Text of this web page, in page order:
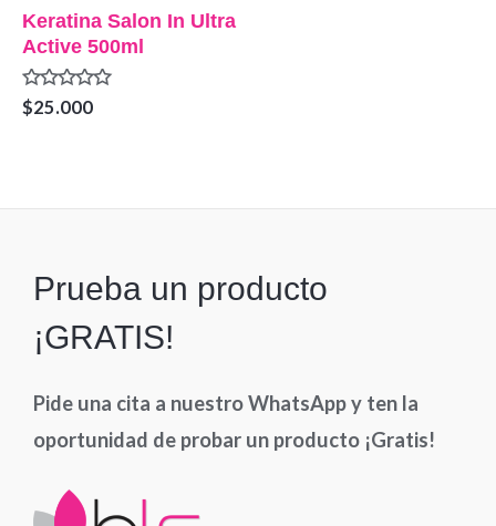
Keratina Salon In Ultra
Active 500ml
Valorado
en
$25.000
Prueba un producto
¡GRATIS!
Pide una cita a nuestro WhatsApp y ten la
oportunidad de probar un producto ¡Gratis!